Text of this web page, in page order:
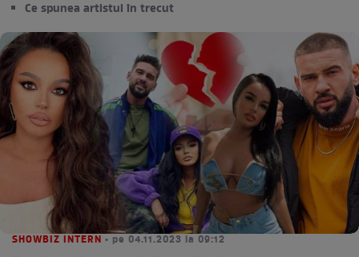
Ce spunea artistul în trecut
SHOWBIZ INTERN • pe 04.11.2023 la 09:12